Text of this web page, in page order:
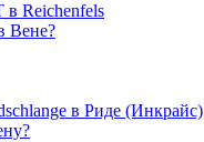
в Reichenfels
Вене?
в Риде (Инкрайс)